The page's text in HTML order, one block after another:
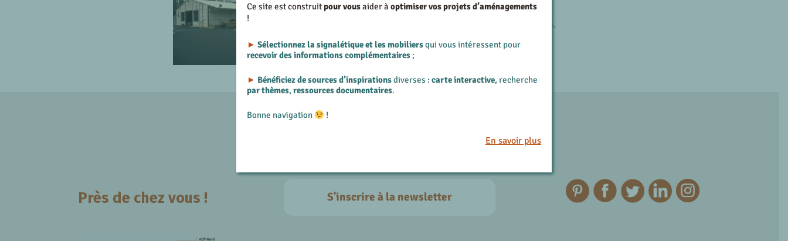
Le numéro de téléphone et les adresses email sont inchangés.
S'inscrire à la newsletter
Près de chez vous !
Ce site est construitpour vousaider àoptimiser vos projets d’aménagements
!
► Sélectionnez la signalétique et les mobiliersqui vous intéressent pour
recevoir des informations complémentaires ;
► Bénéficiez de sources d’inspirationsdiverses :carte interactive, recherche
par thèmes,ressources documentaires.
Bonne navigation !
En savoir plus